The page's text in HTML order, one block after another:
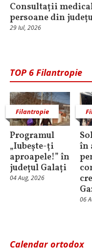
Consultații
persoane din
29 Iul, 2026
TOP 6 Filantropie
Filantropie
Programul
„Iubește-ți
aproapele!” în
județul Galați
04 Aug, 2026
în
06
Calendar ortodox